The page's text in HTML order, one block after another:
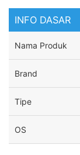
INFO DASAR
Nama Produk
Brand
Tipe
OS